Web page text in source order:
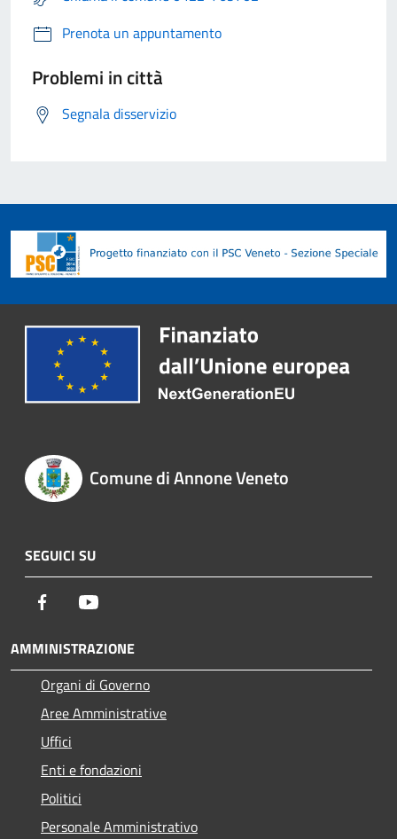
Prenota un appuntamento
Problemi in città
Segnala disservizio
Comune di Annone Veneto
SEGUICI SU
Facebook
AMMINISTRAZIONE
Organi di Governo
Aree Amministrative
Uffici
Enti e fondazioni
Politici
Personale Amministrativo